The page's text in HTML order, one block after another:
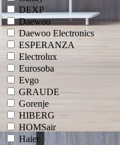
DEXP
Daewoo
Daewoo Electronics
ESPERANZA
Electrolux
Eurosoba
Evgo
GRAUDE
Gorenje
HIBERG
HOMSair
Haier